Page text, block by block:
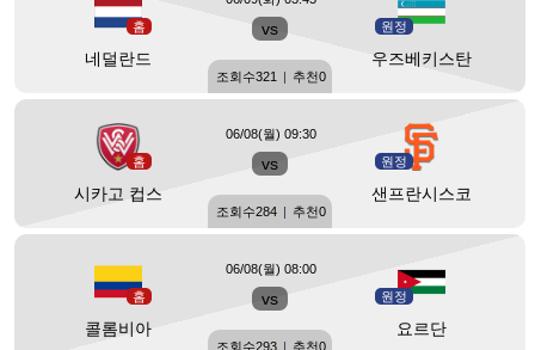
홈
네덜란드
vs 원정
우즈베키스탄
조회수321 | 추천0
홈
시카고 컵스
vs 원정
샌프란시스코
06/08(월) 09:30
조회수284 | 추천0
홈
콜롬비아
vs 원정
요르단
06/08(월) 08:00
조회수293 | 추천0